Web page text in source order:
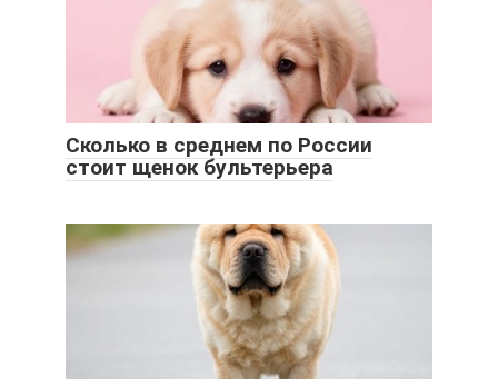
Сколько в среднем по России
стоит щенок бультерьера